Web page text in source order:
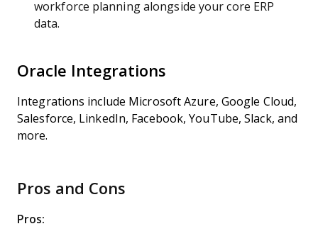
workforce planning alongside your core ERP
data.
Oracle Integrations
Integrations include Microsoft Azure, Google Cloud,
Salesforce, LinkedIn, Facebook, YouTube, Slack, and
more.
Pros and Cons
Pros: